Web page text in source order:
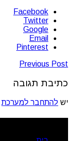
Facebook
Twitter
Google
Email
Pinterest
Previous Post
כתיבת תגובה
יש להתחבר למערכת